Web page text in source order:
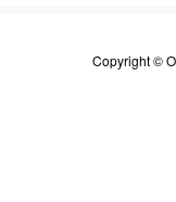
Copyright ©